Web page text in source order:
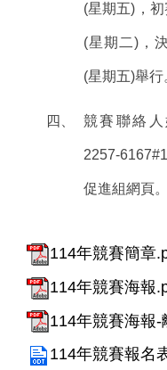
(星期五)，
(星期二)，
(星期五)舉行
四、 競賽聯絡
2257-
促進組網頁。
114年競賽簡章
114年競賽海報
114年競賽海報-
114年競賽報名